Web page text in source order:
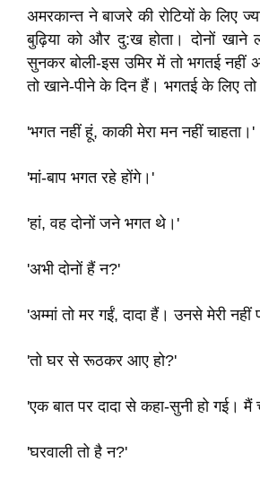
अमरकान्त ने बाजरे की रोटियों के लिए
बुढ़िया को और दु:ख होता। दोनों खाने
सुनकर बोली-इस उमिर में तो भगतई नहीं
तो खाने-पीने के दिन हैं। भगतई के लिए तो
'भगत नहीं हूं, काकी मेरा मन नहीं चाहता।'
'मां-बाप भगत रहे होंगे।'
'हां, वह दोनों जने भगत थे।'
'अभी दोनों हैं न?'
'अम्मां तो मर गईं, दादा हैं। उनसे मेरी नहीं
'तो घर से रूठकर आए हो?'
'एक बात पर दादा से कहा-सुनी हो गई।
'घरवाली तो है न?'